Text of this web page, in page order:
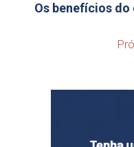
Os benefícios